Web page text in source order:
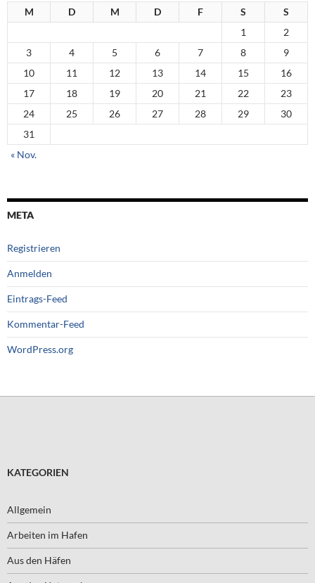
M D M D F S
S
1
2
3
4 5 6 7 8
9
10
11 12 13 14 15
16
17
18 19 20 21 22
23
24
25 26 27 28 29
30
31
« Nov.
META
Registrieren
Anmelden
Eintrags-Feed
Kommentar-Feed
WordPress.org
KATEGORIEN
Allgemein
Arbeiten im Hafen
Aus den Häfen